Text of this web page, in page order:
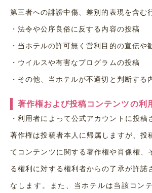
第三者への誹謗中傷、差別的表現を含む
・法令や公序良俗に反する内容の投稿
・ 当ホテルの許可無く営利目的の宣伝や
・ ウイルスや有害なプログラムの投稿
・ その他、当ホテルが不適切と判断する
著作権および投稿コンテンツの利
・利用者によって公式アカウントに投稿
著作権は投稿者本人に帰属しますが、投
てコンテンツに関する著作権や肖像権、
る権利に対する権利者からの了承が許諾
なします。また、当ホテルは当該コン